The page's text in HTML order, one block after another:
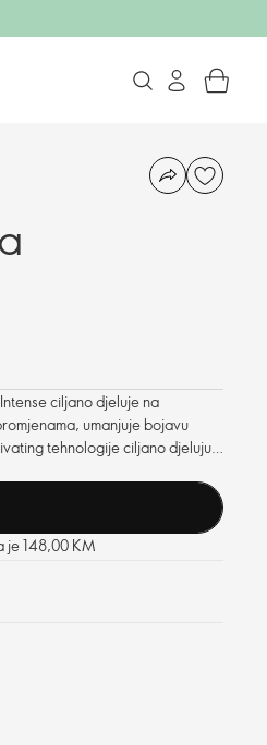
ciljano djeluje na
umanjuje bojavu
tehnologije ciljano djeluju i
kože.
je 148,00 KM